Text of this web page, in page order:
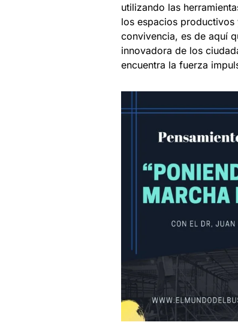
utilizando las
los espacios
convivencia, es de aquí
innovadora de los
encuentra la fuerza